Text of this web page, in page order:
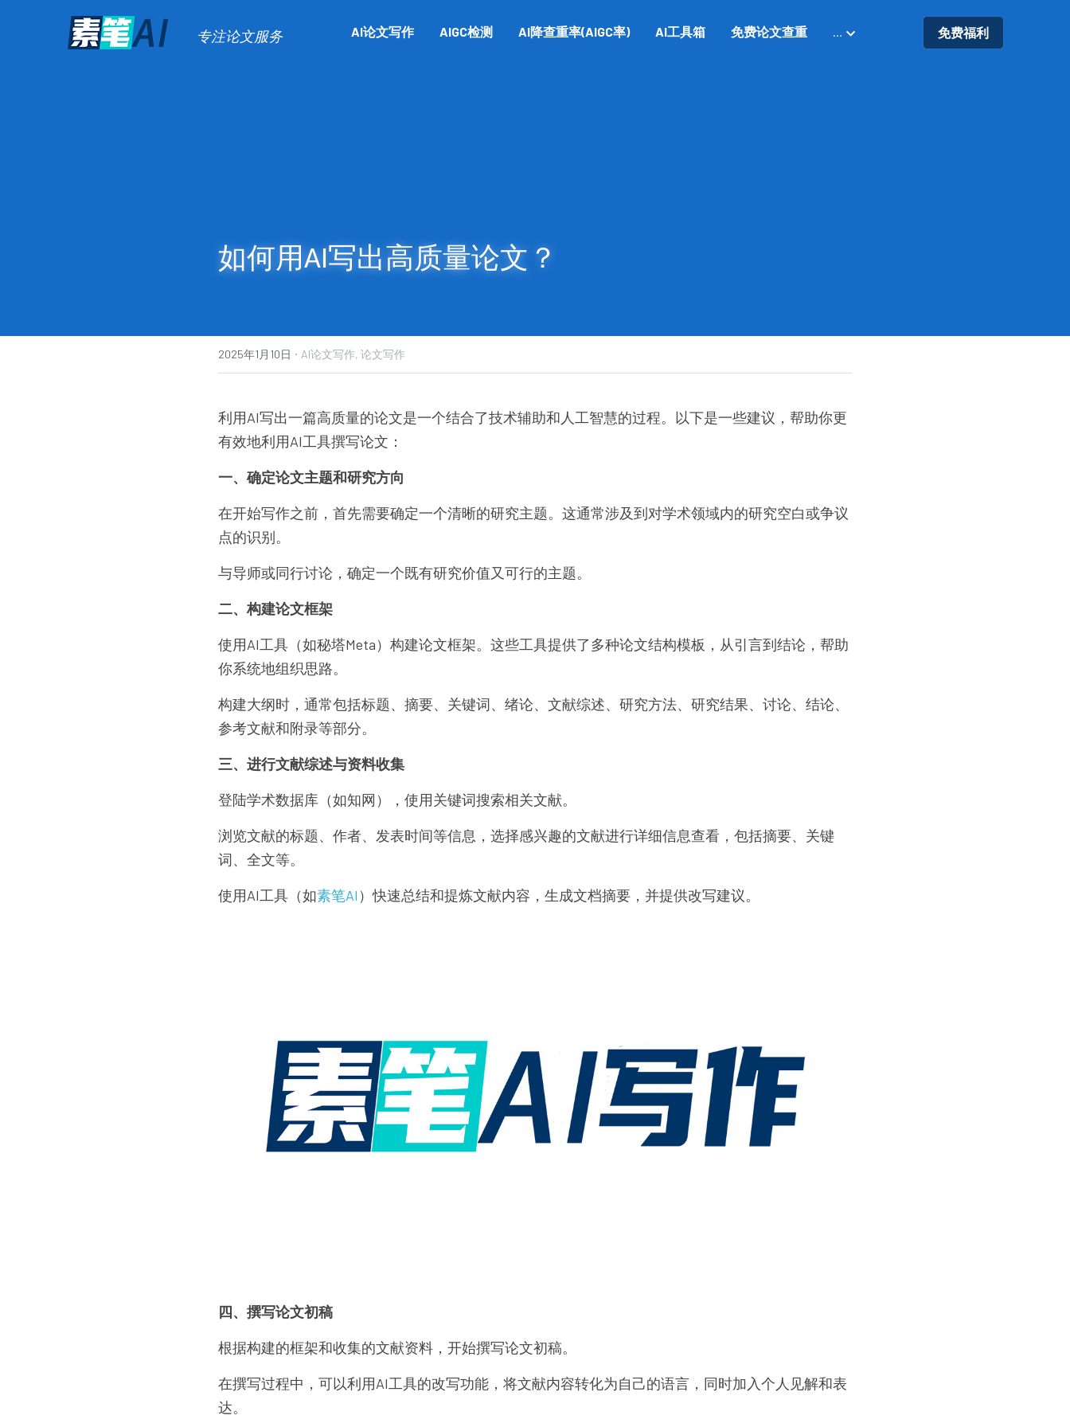
专注论文服务 AI论文写作 AIGC检测 AI降查重率(AIGC率) AI工具箱 免费论文查重 … 免费福利
如何用AI写出高质量论文？
2025年1月10日 · AI论文写作, 论文写作
利用AI写出一篇高质量的论文是一个结合了技术辅助和人工智慧的过程。以下是一些建议，帮助你更
有效地利用AI工具撰写论文：
一、确定论文主题和研究方向
在开始写作之前，首先需要确定一个清晰的研究主题。这通常涉及到对学术领域内的研究空白或争议
点的识别。
与导师或同行讨论，确定一个既有研究价值又可行的主题。
二、构建论文框架
使用AI工具（如秘塔Meta）构建论文框架。这些工具提供了多种论文结构模板，从引言到结论，帮助
你系统地组织思路。
构建大纲时，通常包括标题、摘要、关键词、绪论、文献综述、研究方法、研究结果、讨论、结论、
参考文献和附录等部分。
三、进行文献综述与资料收集
登陆学术数据库（如知网），使用关键词搜索相关文献。
浏览文献的标题、作者、发表时间等信息，选择感兴趣的文献进行详细信息查看，包括摘要、关键
词、全文等。
使用AI工具（如素笔AI ）快速总结和提炼文献内容，生成文档摘要，并提供改写建议。
四、撰写论文初稿
根据构建的框架和收集的文献资料，开始撰写论文初稿。
在撰写过程中，可以利用AI工具的改写功能，将文献内容转化为自己的语言，同时加入个人见解和表
达。